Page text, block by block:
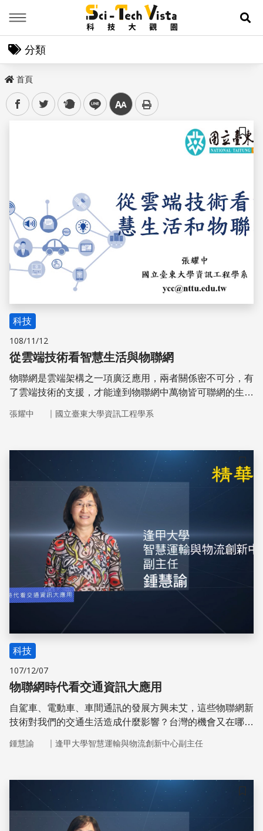
展
分類
首頁
facebooktwitter plurk line 中
儲存
科技
108/11/12
從雲端技術看智慧生活與物聯網
物聯網是雲端架構之一項廣泛應用，兩者關係密不可分，有
了雲端技術的支援，才能達到物聯網中萬物皆可聯網的生活
慧交通等雲端與物聯網應用服務。
張耀中 ｜ 國立臺東大學資訊工程學系
儲存
科技
107/12/07
物聯網時代看交通資訊大應用
自駕車、電動車、車間通訊的發展方興未艾，這些物聯網新
技術對我們的交通生活造成什麼影響？台灣的機會又在哪
鍾慧諭 ｜ 逢甲大學智慧運輸與物流創新中心副主任